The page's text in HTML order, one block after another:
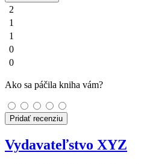
2
1
1
0
0
Ako sa páčila kniha vám?
Pridať recenziu
Vydavateľstvo XYZ